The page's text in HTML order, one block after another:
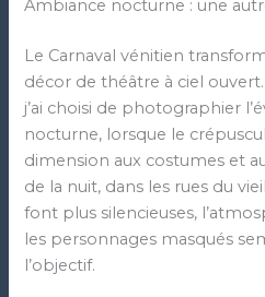
Ambiance nocturne : une
Le Carnaval vénitien
décor de théâtre à ciel
j’ai choisi de photographier
nocturne, lorsque le
dimension aux costumes et
de la nuit, dans les rues du
font plus silencieuses,
les personnages masqués
l’objectif.